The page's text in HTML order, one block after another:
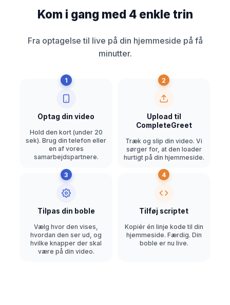
Kom i gang med 4 enkle trin
Fra optagelse til live på din hjemmeside på få
minutter.
1
Optag din video
Hold den kort (under 20
sek). Brug din telefon eller
en af vores
samarbejdspartnere.
2
Upload til
CompleteGreet
Træk og slip din video. Vi
sørger for, at den loader
hurtigt på din hjemmeside.
3
Tilpas din boble
Vælg hvor den vises,
hvordan den ser ud, og
hvilke knapper der skal
være på din video.
4
Tilføj scriptet
Kopiér én linje kode til din
hjemmeside. Færdig. Din
boble er nu live.